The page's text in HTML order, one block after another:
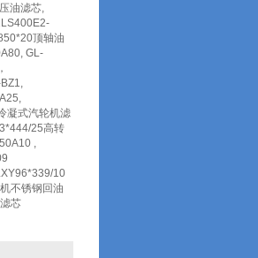
油滤芯,
顶轴油
GL-
凝式汽轮机滤
25高转
,
10
不锈钢回油
芯